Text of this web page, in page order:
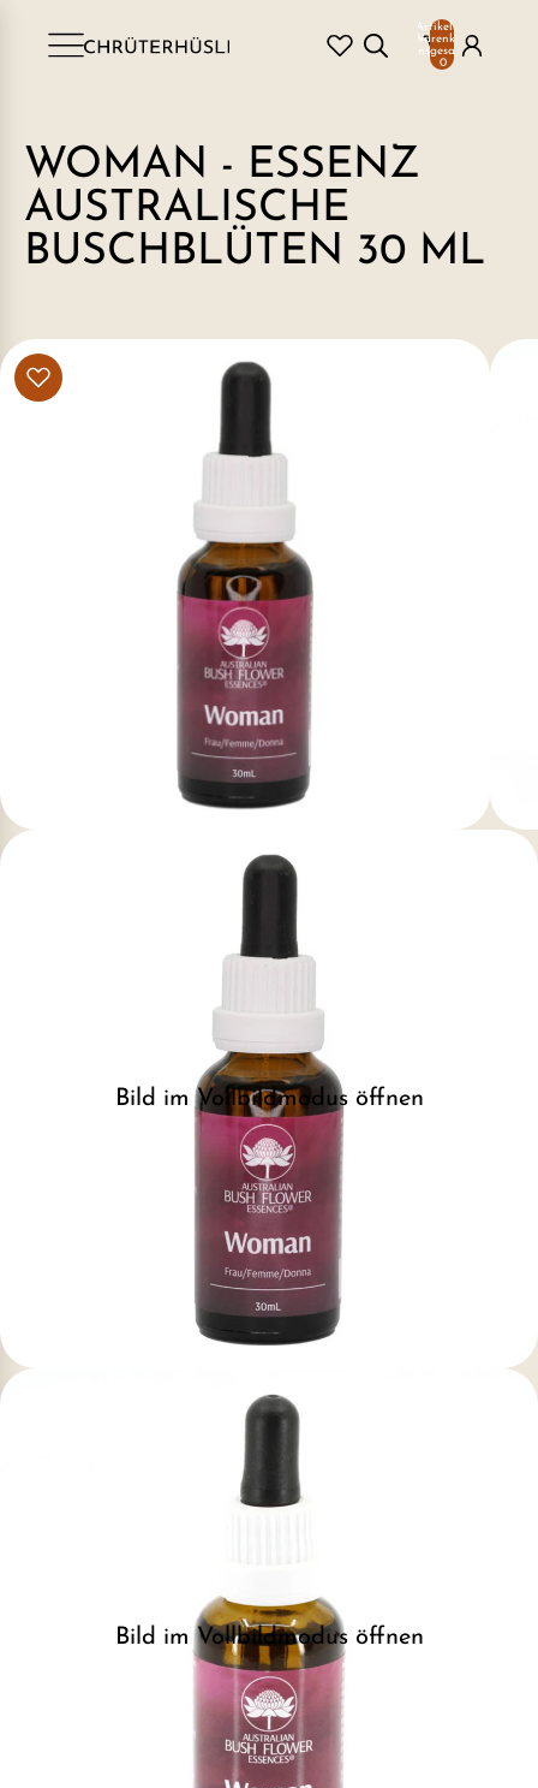
Artikel im
Warenkorb
insgesamt:
0
WOMAN - ESSENZ
AUSTRALISCHE
BUSCHBLÜTEN 30 ML
Bild im Vollbildmodus öffnen
Bild im Vollbildmodus öffnen